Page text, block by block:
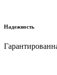
Надежность